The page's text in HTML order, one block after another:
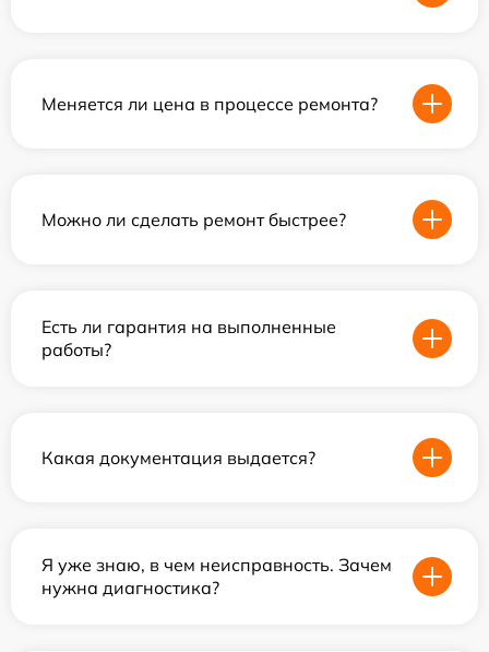
Меняется ли цена в процессе ремонта?
Можно ли сделать ремонт быстрее?
Есть ли гарантия на выполненные
работы?
Какая документация выдается?
Я уже знаю, в чем неисправность. Зачем
нужна диагностика?